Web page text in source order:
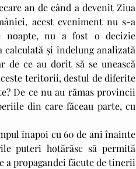
an de când a devenit Ziua
acest eveniment nu s-a
noapte, nu a fost o decizie
calculată și îndelung analizată
de ce au dorit să se unească
teritorii, destul de diferite
De ce nu au rămas provincii
din care făceau parte, cu
puteri hotărăsc să permită
a propagandei făcute de tinerii